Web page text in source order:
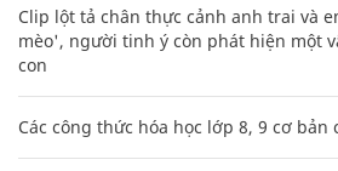
Clip lột tả chân thực cảnh anh trai và
mèo', người tinh ý còn phát hiện một
con
Các công thức hóa học lớp 8, 9 cơ bản